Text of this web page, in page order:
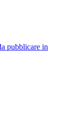
pubblicare in